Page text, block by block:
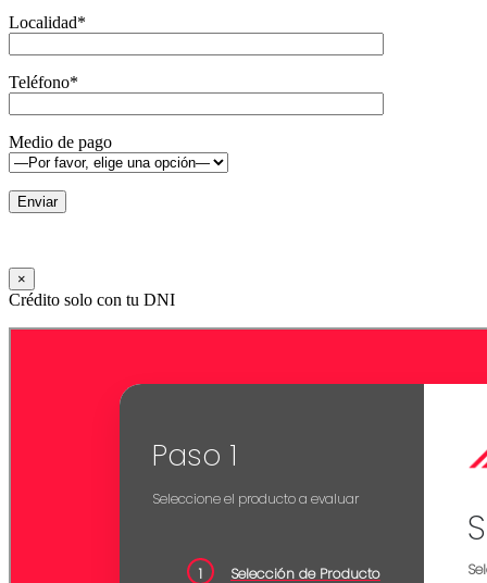
Localidad*
Teléfono*
Medio de pago
×
Crédito solo con tu DNI